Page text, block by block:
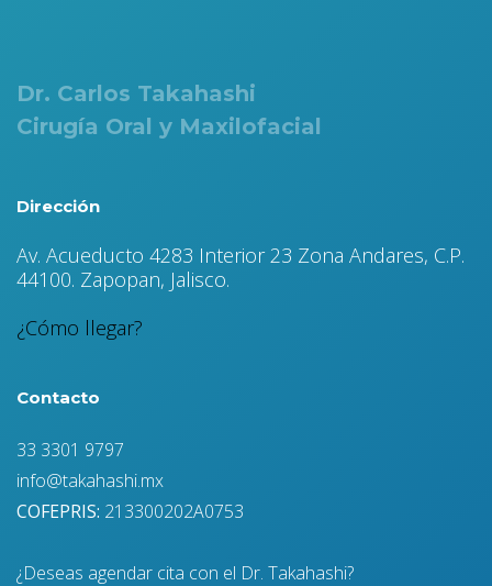
Dr. Carlos Takahashi
Cirugía Oral y Maxilofacial
Dirección
Av. Acueducto 4283 Interior 23 Zona Andares, C.P.
44100. Zapopan, Jalisco.
¿Cómo llegar?
Contacto
33 3301 9797
info@takahashi.mx
COFEPRIS: 213300202A0753
¿Deseas agendar cita con el Dr. Takahashi?